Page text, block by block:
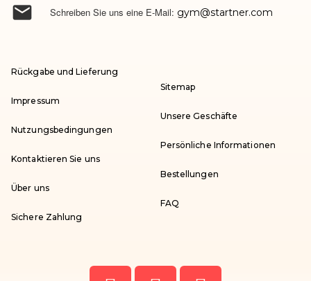
 Schreiben Sie uns eine E-Mail: gym@startner.com
Rückgabe und Lieferung
Impressum
Nutzungsbedingungen
Kontaktieren Sie uns
Über uns
Sichere Zahlung
Sitemap
Unsere Geschäfte
Persönliche Informationen
Bestellungen
FAQ